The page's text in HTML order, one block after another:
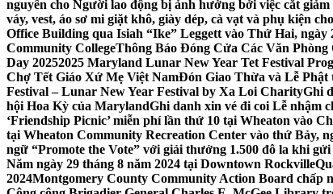
nguyên cho Người lao động bị ảnh hưởng bởi việc cắt
váy, vest, áo sơ mi giặt khô, giày dép, cà vạt và phụ kiện
Office Building qua Isiah “Ike” Leggett vào Thứ Hai, ngày
Community CollegeThông Báo Đóng Cửa Các Văn
Day 20252025 Maryland Lunar New Year Tet Festival
Chợ Tết Giáo Xứ Mẹ Việt NamĐón Giao Thừa và Lễ Phật
Festival – Lunar New Year Festival by Xa Loi CharityGhi
hội Hoa Kỳ của MarylandGhi danh xin vé đi coi Lễ nhậm
‘Friendship Picnic’ miễn phí lần thứ 10 tại Wheaton vào
tại Wheaton Community Recreation Center vào thứ Bảy,
ngữ “Promote the Vote” với giải thưởng 1.500 đô la khi
Năm ngày 29 tháng 8 năm 2024 tại Downtown Rockville
2024Montgomery County Community Action Board chấp